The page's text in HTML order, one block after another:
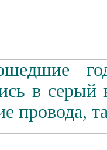
в серый
провода,